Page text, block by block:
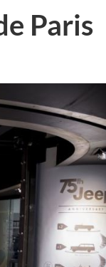
Paris